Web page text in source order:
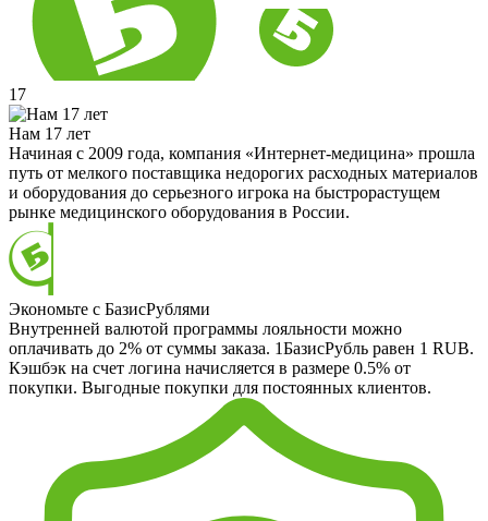
17
Нам 17 лет
Начиная с 2009 года, компания «Интернет-медицина» прошла
путь от мелкого поставщика недорогих расходных материалов
и оборудования до серьезного игрока на быстрорастущем
рынке медицинского оборудования в России.
Экономьте с БазисРублями
Внутренней валютой программы лояльности можно
оплачивать до 2% от суммы заказа. 1БазисРубль равен 1 RUB.
Кэшбэк на счет логина начисляется в размере 0.5% от
покупки. Выгодные покупки для постоянных клиентов.